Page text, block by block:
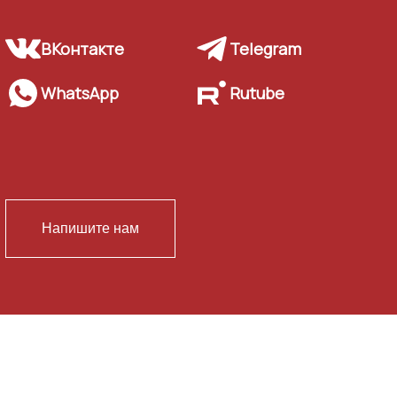
ВКонтакте Telegram
WhatsApp Rutube
Напишите нам